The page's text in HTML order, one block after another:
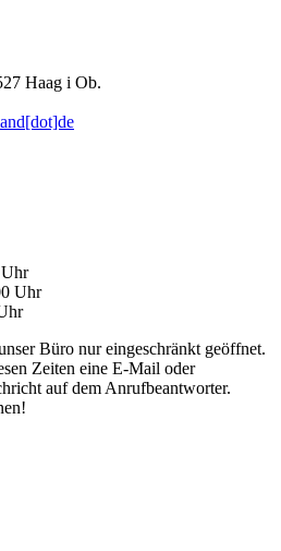
Haag i Ob.
Uhr
Büro nur eingeschränkt geöffnet.
Zeiten eine E-Mail oder
auf dem Anrufbeantworter.